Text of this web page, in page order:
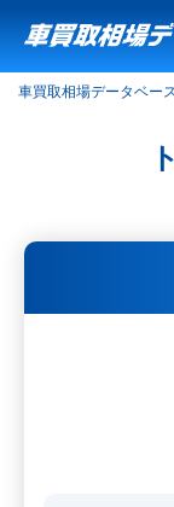
車買取相場データベー